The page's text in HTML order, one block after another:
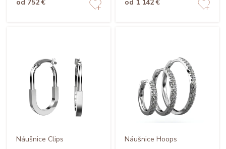
od 752 €
od 1 142 €
Náušnice Clips
Náušnice Hoops